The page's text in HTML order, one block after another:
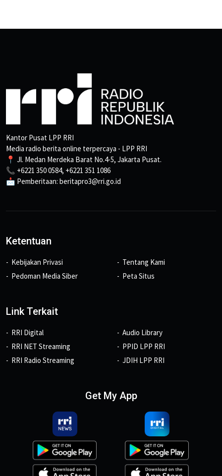
Kantor Pusat LPP RRI
Media radio berita online terpercaya - LPP RRI
📍 Jl. Medan Merdeka Barat No.4-5, Jakarta Pusat.
📞 +6221 350 0584, +6221 351 1086
📩 Pemberitaan: beritapro3@rri.go.id
Ketentuan
Kebijakan Privasi
Pedoman Media Siber
Tentang Kami
Peta Situs
Link Terkait
RRI Digital
RRI NET Streaming
RRI Radio Streaming
Audio Library
PPID LPP RRI
JDIH LPP RRI
Get My App